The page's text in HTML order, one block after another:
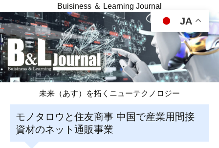
Buisiness ＆ Learning Journal
未来（あす）を拓くニューテクノロジー
モノタロウと住友商事 中国で産業用間接
資材のネット通販事業
JA